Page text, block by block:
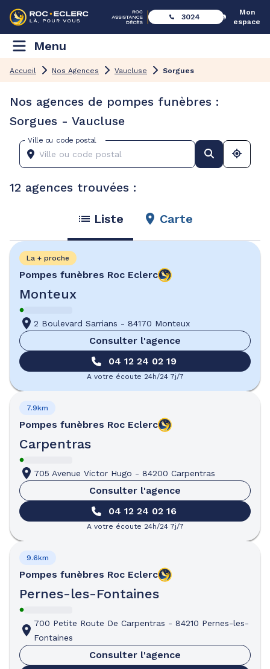
3024
Mon
espace
Menu
Accueil Nos Agences Vaucluse Sorgues
Nos agences de pompes funèbres :
Sorgues - Vaucluse
Ville ou code postal
12 agences trouvées :
Liste Carte
Pompes funèbres Roc Eclerc
Monteux
La + proche
2 Boulevard Sarrians - 84170 Monteux
Consulter l'agence
04 12 24 02 19
A votre écoute 24h/24 7j/7
Pompes funèbres Roc Eclerc
Carpentras
7.9km
705 Avenue Victor Hugo - 84200 Carpentras
Consulter l'agence
04 12 24 02 16
A votre écoute 24h/24 7j/7
Pompes funèbres Roc Eclerc
Pernes-les-Fontaines
9.6km
700 Petite Route De Carpentras - 84210 Pernes-les-
Fontaines
Consulter l'agence